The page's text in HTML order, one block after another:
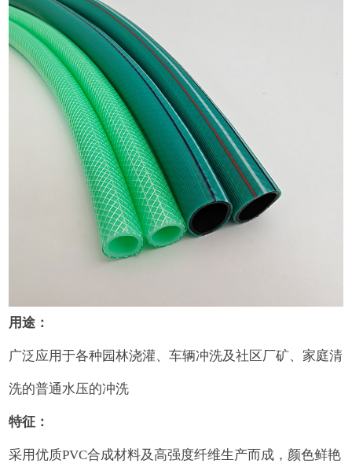
用途：
广泛应用于各种园林浇灌、车辆冲洗及社区厂矿、家庭清
洗的普通水压的冲洗
特征：
采用优质PVC合成材料及高强度纤维生产而成，颜色鲜艳